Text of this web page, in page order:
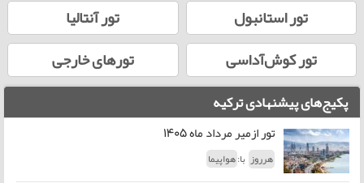
تور استانبول
تور آنتالیا
تور کوش‌آداسی
تورهای خارجی
پکیج‌های پیشنهادی ترکیه
تور ازمیر مرداد ماه 1405
هرروز با:هواپیما